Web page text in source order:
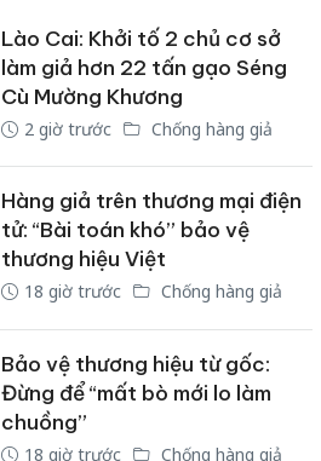
Lào Cai: Khởi tố 2 chủ cơ sở
làm giả hơn 22 tấn gạo Séng
Cù Mường Khương
2 giờ trước Chống hàng giả
Hàng giả trên thương mại điện
tử: “Bài toán khó” bảo vệ
thương hiệu Việt
18 giờ trước Chống hàng giả
Bảo vệ thương hiệu từ gốc:
Đừng để “mất bò mới lo làm
chuồng”
18 giờ trước Chống hàng giả